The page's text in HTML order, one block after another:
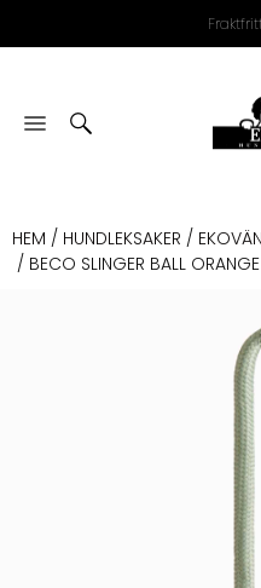
HEM / HUNDLEKSAKER /
/ BECO SLINGER BALL ORANGE